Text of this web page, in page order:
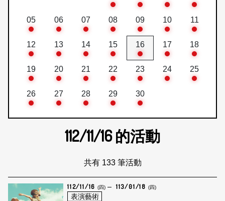
05 06 07 08 09 10 11
12 13 14 15 16 17 18
19 20 21 22 23 24 25
26 27 28 29 30
112/11/16的活動
共有 133 筆活動
112/11/16 (四) 113/01/18 (四)
表演藝術